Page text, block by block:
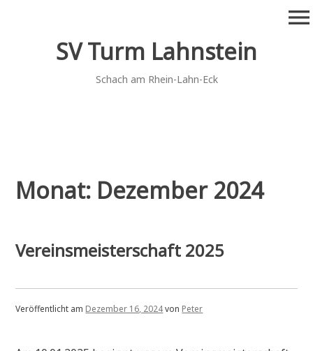
SV Turm Lahnstein
Schach am Rhein-Lahn-Eck
menu
Monat: Dezember 2024
Vereinsmeisterschaft 2025
Veröffentlicht am Dezember 16, 2024von Peter